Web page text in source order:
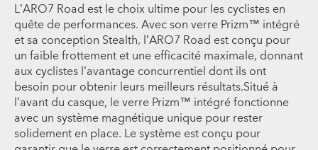
L’ARO7 Road est le choix ultime pour les cyclistes en
quête de performances. Avec son verre Prizm™ intégré
et sa conception Stealth, l’ARO7 Road est conçu pour
un faible frottement et une efficacité maximale, donnant
aux cyclistes l’avantage concurrentiel dont ils ont
besoin pour obtenir leurs meilleurs résultats.Situé à
l’avant du casque, le verre Prizm™ intégré fonctionne
avec un système magnétique unique pour rester
solidement en place. Le système est conçu pour